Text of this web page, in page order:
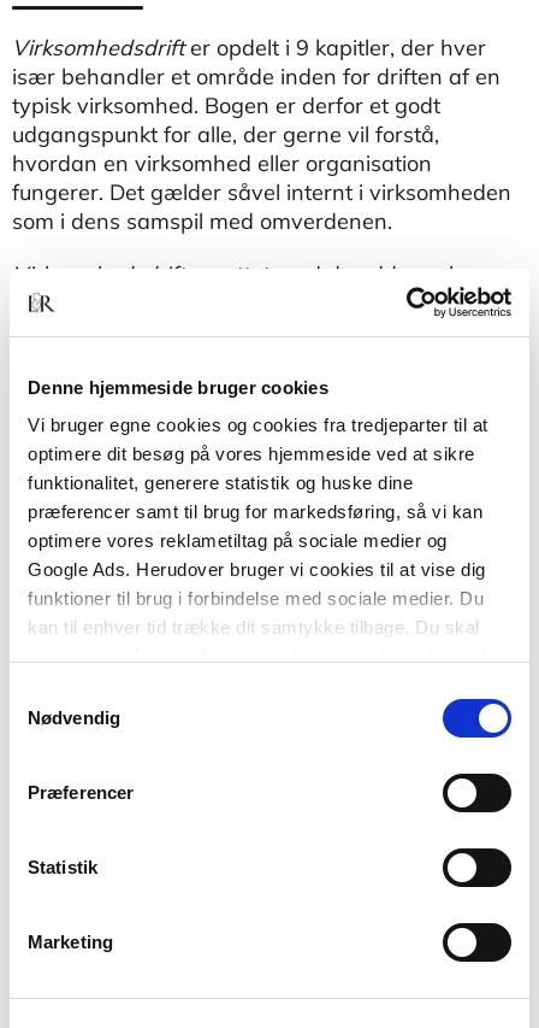
Denne hjemmeside bruger cookies
Vi bruger egne cookies og cookies fra tredjeparter til at
optimere dit besøg på vores hjemmeside ved at sikre
funktionalitet, generere statistik og huske dine
præferencer samt til brug for markedsføring, så vi kan
optimere vores reklametiltag på sociale medier og
Google Ads. Herudover bruger vi cookies til at vise dig
funktioner til brug i forbindelse med sociale medier. Du
kan til enhver tid trække dit samtykke tilbage. Du skal
tilbagetrækker et samtykke.
Nødvendig
Præferencer
Statistik
Marketing
Virksomhedsdrifter opdelt i 9 kapitler, der hver
især behandler et område inden for driften af en
typisk virksomhed. Bogen er derfor et godt
udgangspunkt for alle, der gerne vil forstå,
hvordan en virksomhed eller organisation
fungerer. Det gælder såvel internt i virksomheden
som i dens samspil med omverdenen.
Virksomhedsdrifter rettet mod de uddannelser,
hvor drift og/eller forståelse af en virksomhed er en
del af pensum. Bogen er således velegnet til
merkantile uddannelser.
Bogens indhold og opbygning gør den særdeles
velegnet som opslagsbog.